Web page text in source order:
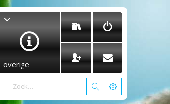
overige